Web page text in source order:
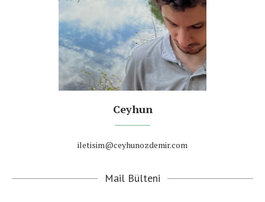
Ceyhun
iletisim@ceyhunozdemir.com
Mail Bülteni